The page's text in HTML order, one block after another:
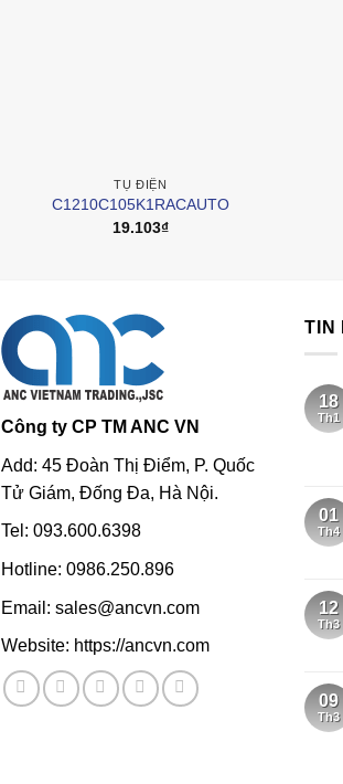
TỤ ĐIỆN
C1210C105K1RACAUTO
19.103₫
Công ty CP TM ANC VN
Add: 45 Đoàn Thị Điểm, P. Quốc
Tử Giám, Đống Đa, Hà Nội.
Tel: 093.600.6398
Hotline: 0986.250.896
Email: sales@ancvn.com
Website: https://ancvn.com
TIN
18
Th1
01
Th4
12
Th3
09
Th3